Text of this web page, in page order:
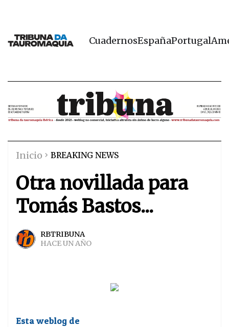
CuadernosEspañaPortugal
Inicio BREAKING NEWS
Otra novillada para
Tomás Bastos...
RBTRIBUNA
HACE UN AÑO
Esta weblog de